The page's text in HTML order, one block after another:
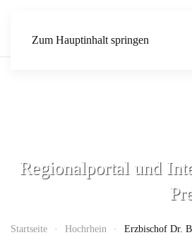
Zum Hauptinhalt springen
Regionalportal und
Startseite Hochrhein
Erzbischof Dr.